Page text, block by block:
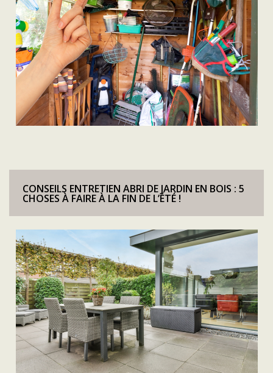
CONSEILS ENTRETIEN ABRI DE JARDIN EN BOIS : 5
CHOSES À FAIRE À LA FIN DE L’ÉTÉ !